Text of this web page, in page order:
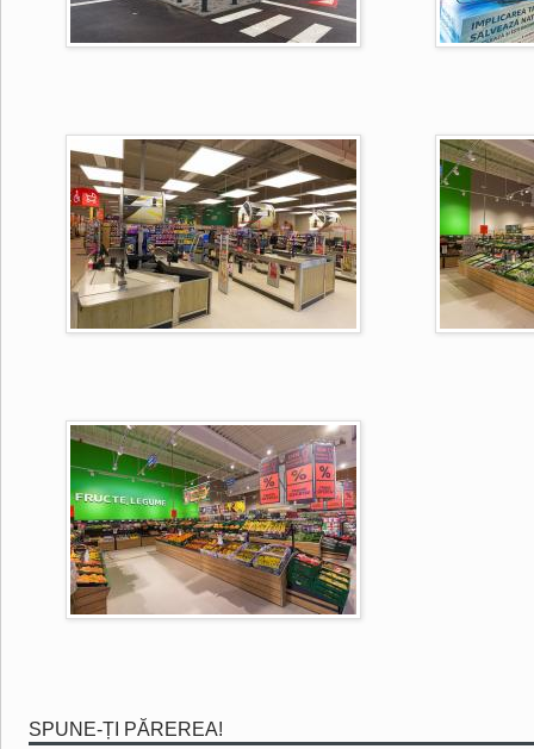
SPUNE-ȚI PĂREREA!